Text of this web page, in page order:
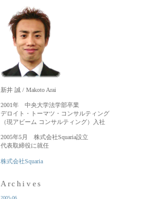
新井 誠 / Makoto Arai
2001年 中央大学法学部卒業
デロイト・トーマツ・コンサルティング
（現アビーム コンサルティング）入社
2005年5月 株式会社Squaria設立
代表取締役に就任
株式会社Squaria
Archives